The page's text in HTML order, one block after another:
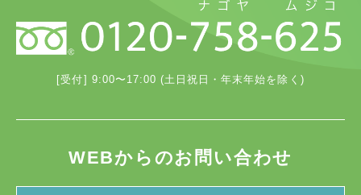
[受付] 9:00〜17:00 (土日祝日・年末年始を除く)
WEBからのお問い合わせ